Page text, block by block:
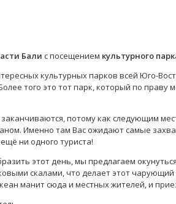
Бали с посещением культурного
культурных парков всей Юго-
того это тот парк, который по
потому как следующим
Именно там Вас ожидают самые
ни одного туриста!
этот день, мы предлагаем
скалами, что делает этот
манит сюда и местных жителей, и